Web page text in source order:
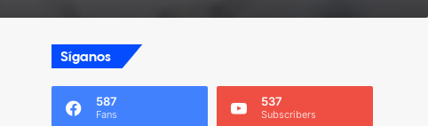
Síganos
587
Fans
537
Subscribers